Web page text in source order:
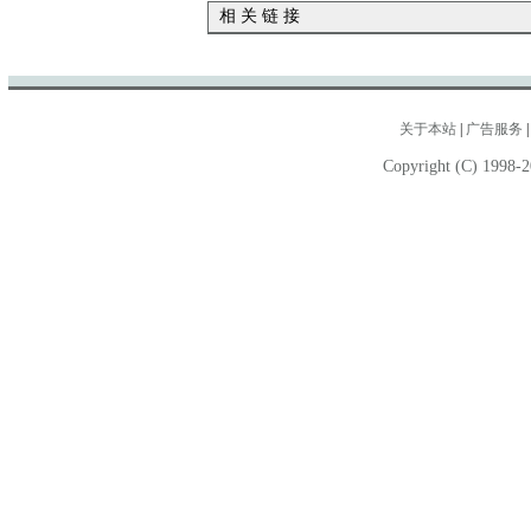
相 关 链 接
关于本站 广告服务
Copyright (C) 1998-